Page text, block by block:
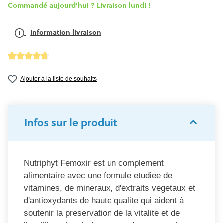
Commandé aujourd'hui ? Livraison lundi !
Information livraison
Ajouter à la liste de souhaits
Infos sur le produit
Nutriphyt Femoxir est un complement
alimentaire avec une formule etudiee de
vitamines, de mineraux, d'extraits vegetaux et
d'antioxydants de haute qualite qui aident à
soutenir la preservation de la vitalite et de